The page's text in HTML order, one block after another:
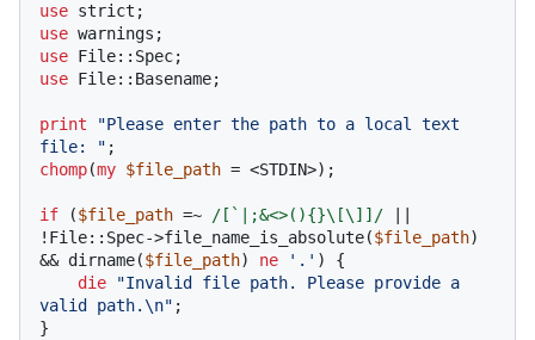
use
use
use
use File::Basename;
print
"Please enter the path to a local text
file: "
chomp(my $file_path = <STDIN>);
if ($file_path =~ /[`|;&<>(){}\[\]]/
!File::Spec->file_name_is_absolute($file_path)
&& dirname($file_path) ne '.' ) {
die
"Invalid file path. Please provide a
valid path.\n" ;